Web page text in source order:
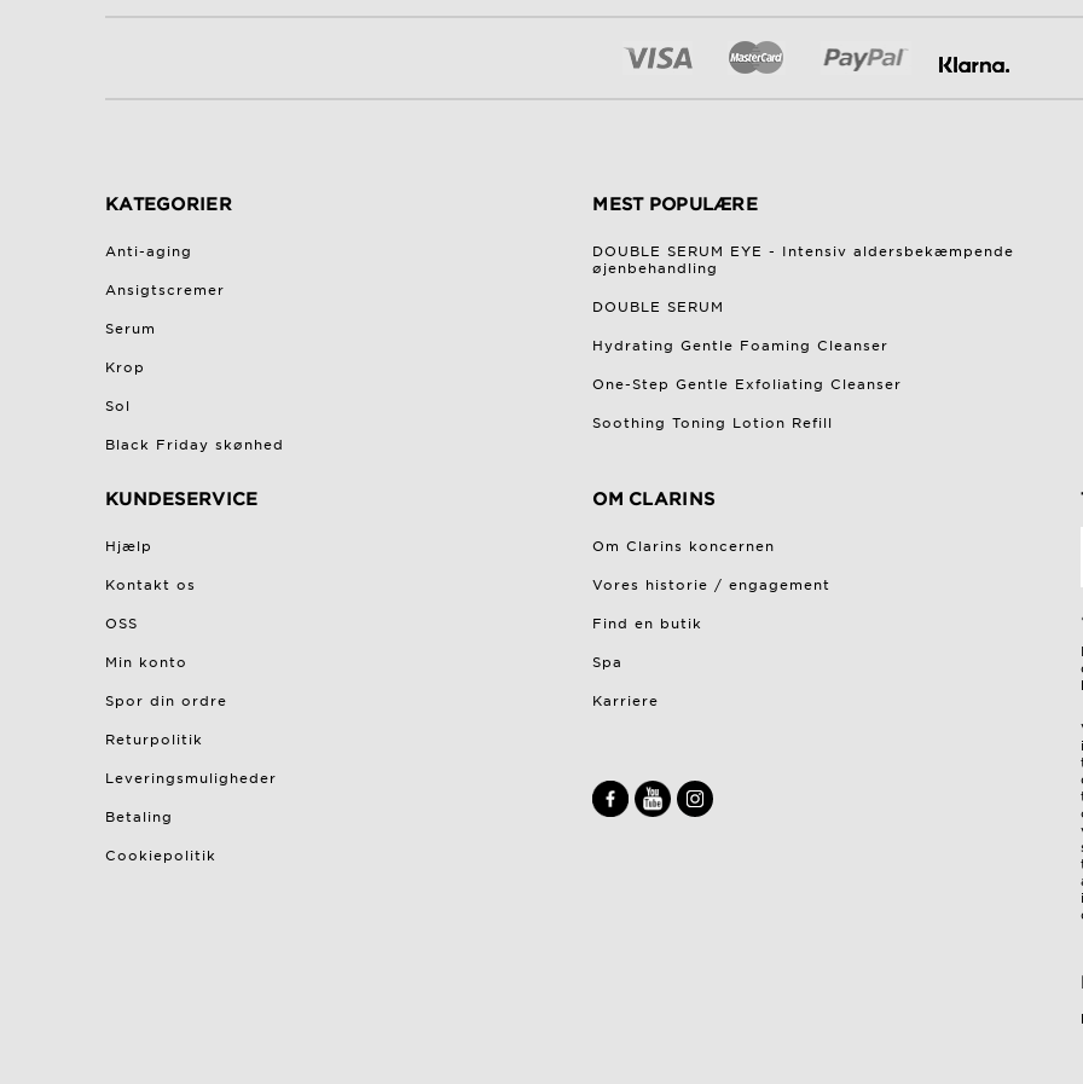
KATEGORIER
Anti-aging
Ansigtscremer
Serum
Krop
Sol
Black Friday skønhed
MEST POPULÆRE
DOUBLE SERUM EYE - Intensiv aldersbekæmpende
øjenbehandling
DOUBLE SERUM
Hydrating Gentle Foaming Cleanser
One-Step Gentle Exfoliating Cleanser
Soothing Toning Lotion Refill
KUNDESERVICE
Hjælp
Kontakt os
OSS
Min konto
Spor din ordre
Returpolitik
Leveringsmuligheder
Betaling
Cookiepolitik
OM CLARINS
Om Clarins koncernen
Vores historie / engagement
Find en butik
Spa
Karriere